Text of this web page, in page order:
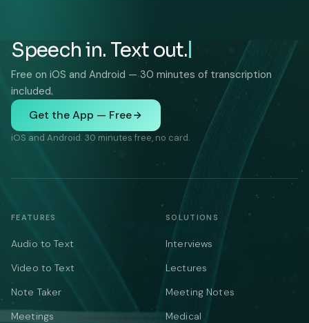
Speech in. Text out.
Free on iOS and Android — 30 minutes of transcription
included.
Get the App — Free
iOS and Android. 30 minutes free, no card.
FEATURES
Audio to Text
Video to Text
Note Taker
Meetings
SOLUTIONS
Interviews
Lectures
Meeting Notes
Medical